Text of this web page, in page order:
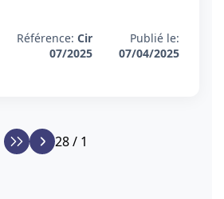
Publié le:
07/04/2025
Référence:Cir
07/2025
1 / 28